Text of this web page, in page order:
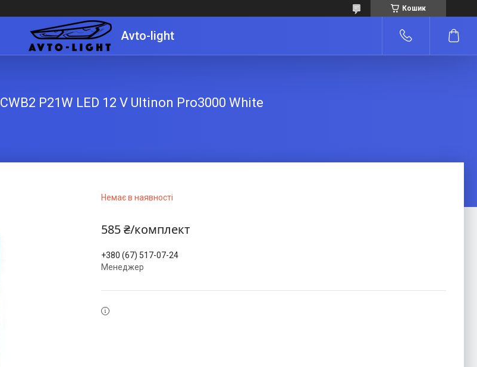
Кошик
Avto-light
P21W LED 12 V Ultinon Pro3000 White
Немає в наявності
585 ₴/комплект
+380 (67) 517-07-24
Менеджер